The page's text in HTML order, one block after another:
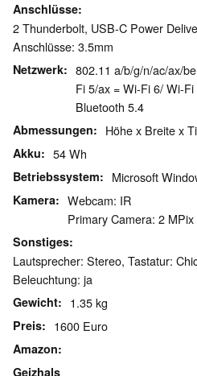
Anschlüsse
2 Thunderbolt, USB-C Power
Anschlüsse: 3.5mm
Netzwerk
802.11 a/​b/​g/​n/​ac/​ax/​
Fi 5/ax = Wi-Fi 6/ Wi-
Bluetooth 5.4
Abmessungen Höhe x Breite x
Akku 54 Wh
Betriebssystem Microsoft
Kamera
Webcam: IR
Primary Camera: 2 MPix
Sonstiges
Lautsprecher: Stereo, Tastatur:
Beleuchtung: ja
Gewicht 1.35 kg
Preis 1600 Euro
Amazon
Geizhals